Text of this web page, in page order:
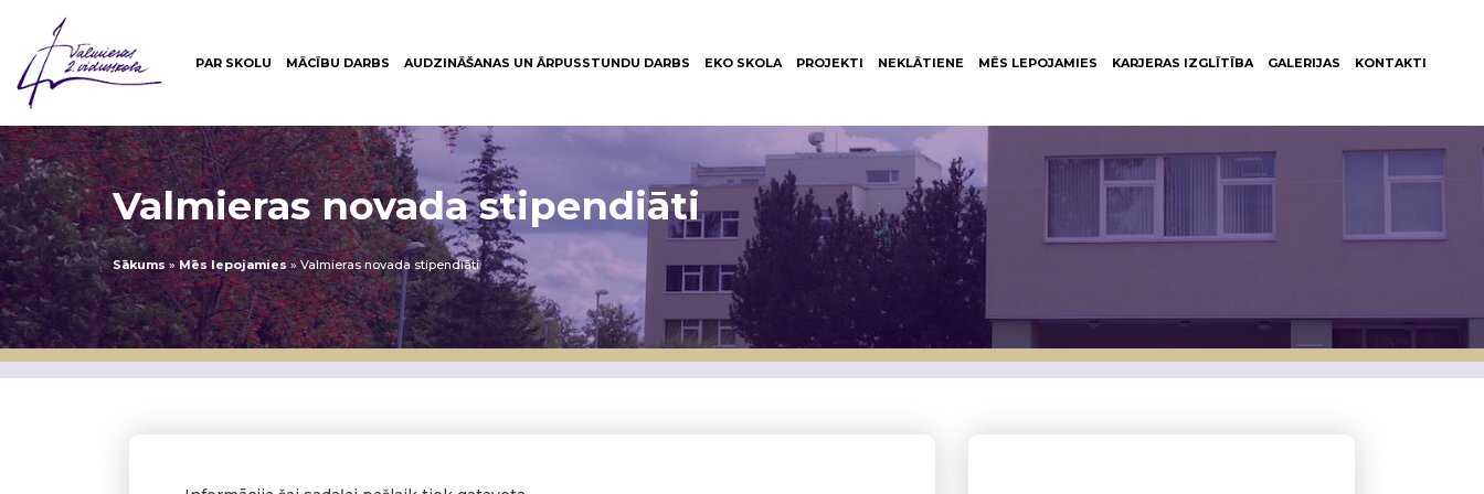
PAR SKOLU MĀCĪBU DARBS AUDZINĀŠANAS UN ĀRPUSSTUNDU DARBS EKO SKOLA PROJEKTI NEKLĀTIENE MĒS LEPOJAMIES KARJERAS IZGLĪTĪBA GALERIJAS KONTAKTI
Valmieras novada stipendiāti
Sākums»Mēs lepojamies »Valmieras novada stipendiāti